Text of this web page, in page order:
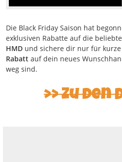
Die Black Friday Saison hat
exklusiven Rabatte auf die
HMD und sichere dir nur für
Rabatt auf dein neues
weg sind.
Zu den